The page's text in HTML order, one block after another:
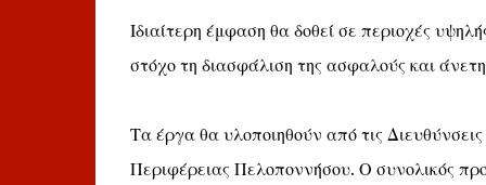
Ιδιαίτερη έμφαση θα δοθεί σε περιοχές
στόχο τη διασφάλιση της ασφαλούς και
Τα έργα θα υλοποιηθούν από τις
Περιφέρειας Πελοποννήσου. Ο συνολικός